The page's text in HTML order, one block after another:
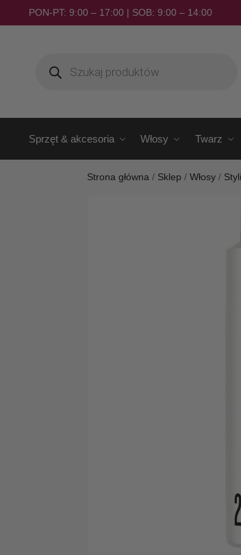
PON-PT: 9:00 – 17:00 | SOB: 9:00 – 14:00
Sprzęt & akcesoria Włosy Twarz
Strona główna / Sklep /Włosy /